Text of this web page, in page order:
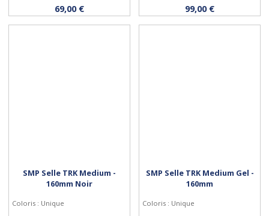
Acheter
69,00 € Acheter
99,00 €
SMP Selle TRK Medium -
160mm Noir
Coloris : Unique
SMP Selle TRK Medium Gel -
160mm
Coloris : Unique